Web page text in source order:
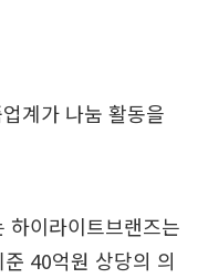
계가 나눔 활동을
하이라이트브랜즈는
40억원 상당의 의